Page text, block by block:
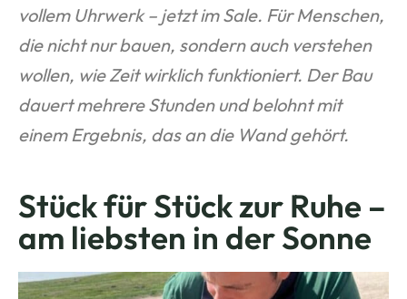
vollem Uhrwerk – jetzt im Sale. Für Menschen,
die nicht nur bauen, sondern auch verstehen
wollen, wie Zeit wirklich funktioniert. Der Bau
dauert mehrere Stunden und belohnt mit
einem Ergebnis, das an die Wand gehört.
Stück für Stück zur Ruhe –
am liebsten in der Sonne